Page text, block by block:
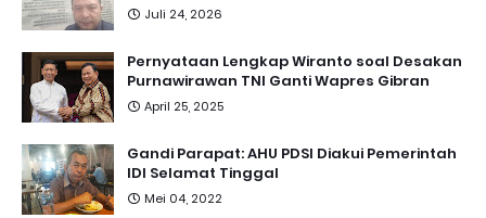
Juli 24, 2026
Pernyataan Lengkap Wiranto soal Desakan
Purnawirawan TNI Ganti Wapres Gibran
April 25, 2025
Gandi Parapat: AHU PDSI Diakui Pemerintah
IDI Selamat Tinggal
Mei 04, 2022